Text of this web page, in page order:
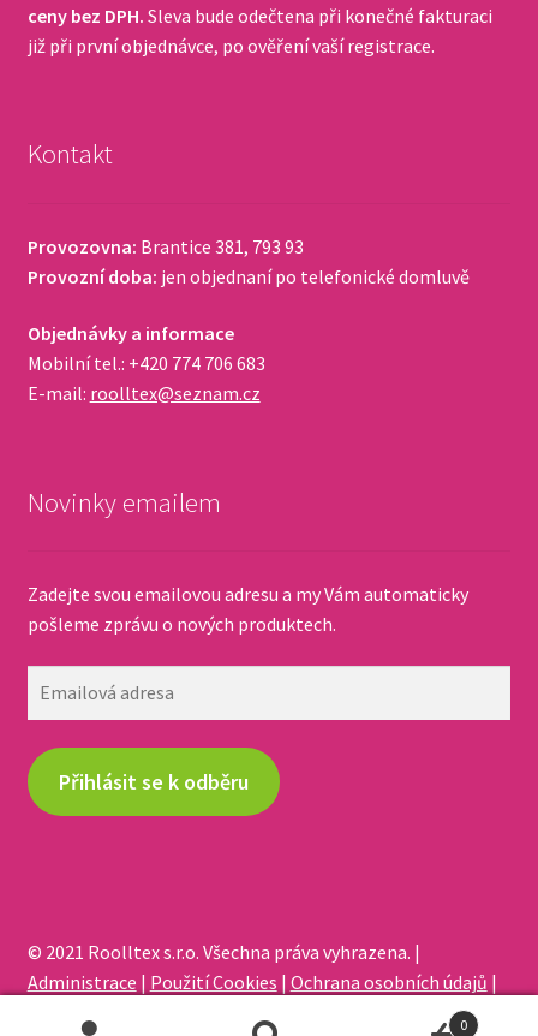
ceny bez DPH. Sleva bude odečtena při konečné fakturaci
již při první objednávce, po ověření vaší registrace.
Kontakt
Provozovna: Brantice 381, 793 93
Provozní doba: jen objednaní po telefonické domluvě
Objednávky a informace
Mobilní tel.: +420 774 706 683
E-mail: roolltex@seznam.cz
Novinky emailem
Zadejte svou emailovou adresu a my Vám automaticky
pošleme zprávu o nových produktech.
Přihlásit se k odběru
© 2021 Roolltex s.r.o. Všechna práva vyhrazena. |
Administrace | Použití Cookies | Ochrana osobních údajů |
0